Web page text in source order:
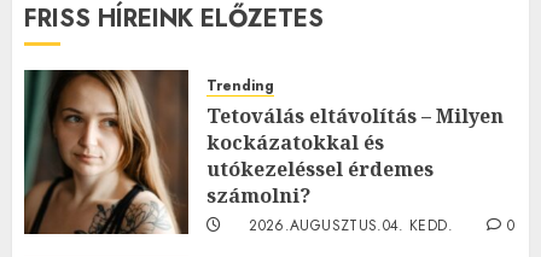
FRISS HÍREINK ELŐZETES
Trending
Tetoválás eltávolítás – Milyen
kockázatokkal és
utókezeléssel érdemes
számolni?
2026.AUGUSZTUS.04. KEDD.
0